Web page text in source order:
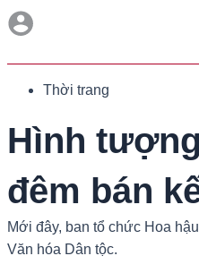
Thời trang
Hình
đêm bán
Mới đây, ban tổ chức Hoa
Văn hóa Dân tộc.